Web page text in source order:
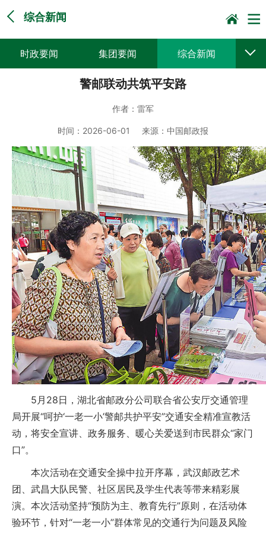
综合新闻
时政要闻 集团要闻 综合新闻
党建动态 普遍服务
企业文化
警邮联动共筑平安路
作者： 雷军
时间： 2026-06-01 来源： 中国邮政报
5月28日，湖北省邮政分公司联合省公安厅交通管理
局开展“呵护‘一老一小’警邮共护平安”交通安全精准宣教活
动，将安全宣讲、政务服务、暖心关爱送到市民群众“家门
口”。
本次活动在交通安全操中拉开序幕，武汉邮政艺术
团、武昌大队民警、社区居民及学生代表等带来精彩展
演。本次活动坚持“预防为主、教育先行”原则，在活动体
验环节，针对“一老一小”群体常见的交通行为问题及风险